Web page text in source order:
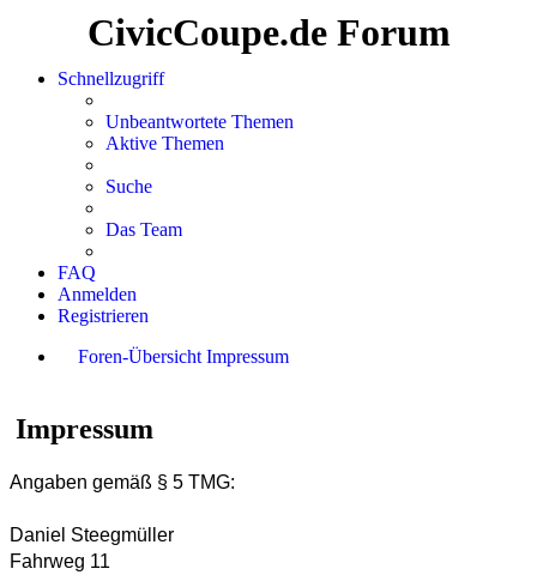
CivicCoupe.de Forum
Schnellzugriff
Unbeantwortete Themen
Aktive Themen
Suche
Das Team
FAQ
Anmelden
Registrieren
Foren-Übersicht Impressum
Impressum
Angaben gemäß § 5 TMG:
Daniel Steegmüller
Fahrweg 11